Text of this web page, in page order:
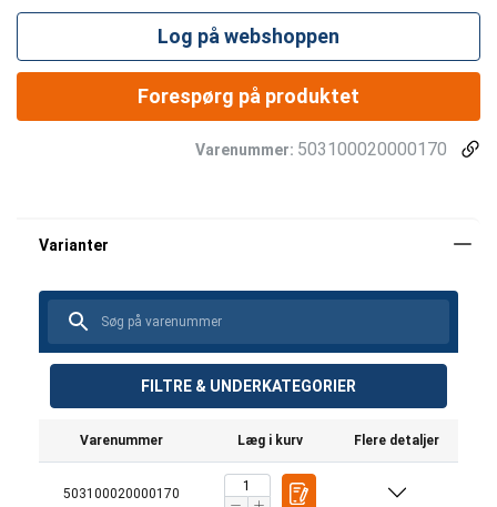
Log på webshoppen
Forespørg på produktet
Varenummer: 503100020000170
FILTRE & UNDERKATEGORIER
Varenummer Læg i kurv Flere detaljer
503100020000170